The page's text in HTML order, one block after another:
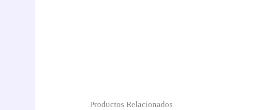
Productos Relacionados